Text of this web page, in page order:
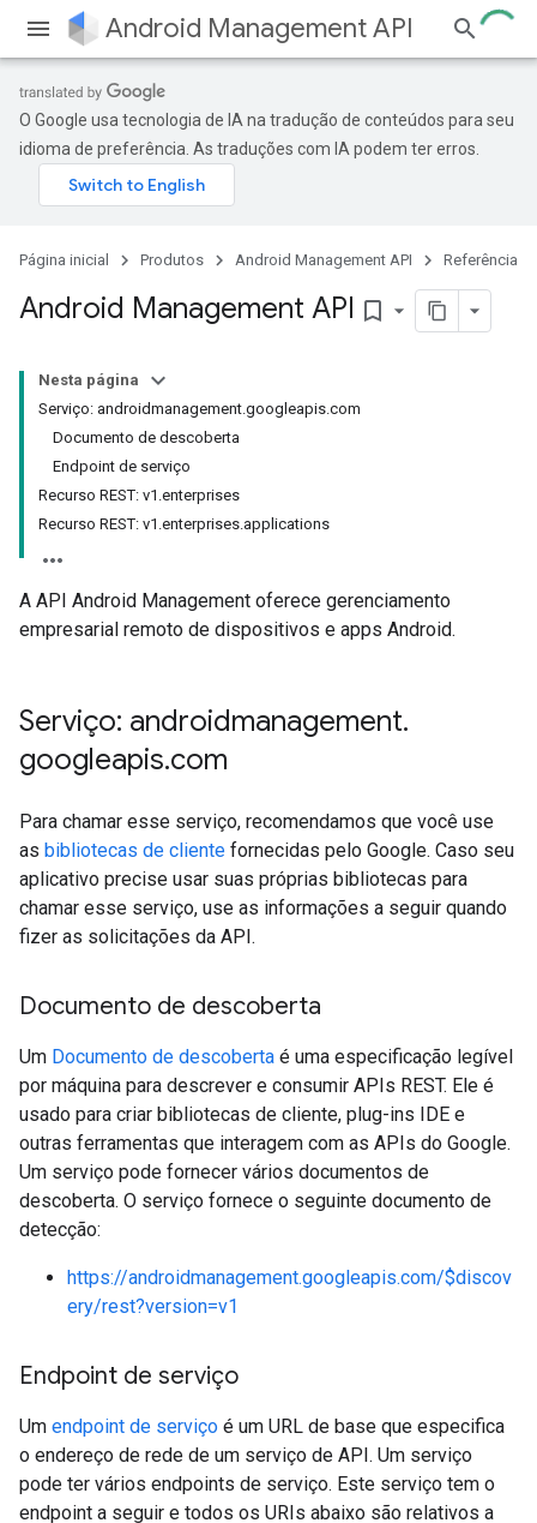
Android Management API
O Google usa tecnologia de IA na tradução de conteúdos para seu
idioma de preferência. As traduções com IA podem ter erros.
Página inicial Produtos Android Management API Referência
Android Management API bookmark_border
Nesta página
Serviço: androidmanagement.googleapis.com
Documento de descoberta
Endpoint de serviço
Recurso REST: v1.enterprises
Recurso REST: v1.enterprises.applications
A API Android Management oferece gerenciamento
empresarial remoto de dispositivos e apps Android.
Serviço: androidmanagement.
googleapis.com
Para chamar esse serviço, recomendamos que você use
as bibliotecas de cliente fornecidas pelo Google. Caso seu
aplicativo precise usar suas próprias bibliotecas para
chamar esse serviço, use as informações a seguir quando
fizer as solicitações da API.
Documento de descoberta
Um Documento de descoberta é uma especificação legível
por máquina para descrever e consumir APIs REST. Ele é
usado para criar bibliotecas de cliente, plug-ins IDE e
outras ferramentas que interagem com as APIs do Google.
Um serviço pode fornecer vários documentos de
descoberta. O serviço fornece o seguinte documento de
detecção:
https://androidmanagement.googleapis.com/$discov
ery/rest?version=v1
Endpoint de serviço
Um endpoint de serviço é um URL de base que especifica
o endereço de rede de um serviço de API. Um serviço
pode ter vários endpoints de serviço. Este serviço tem o
endpoint a seguir e todos os URIs abaixo são relativos a